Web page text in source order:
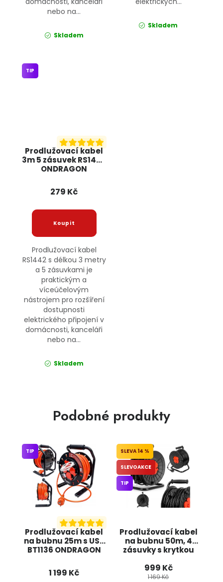
nebo na...
Skladem
Skladem
Prodlužovací kabel
3m 5 zásuvek RS1442
ONDRAGON
TIP
279 Kč
Prodlužovací kabel
RS1442 s délkou 3 metry
a 5 zásuvkami je
praktickým a
víceúčelovým
nástrojem pro rozšíření
dostupnosti
elektrického připojení v
domácnosti, kanceláři
nebo na...
Skladem
Podobné produkty
Prodlužovací kabel
na bubnu 25m s USB
BT1136 ONDRAGON
TIP
1 199 Kč
Prodlužovací kabel
na bubnu 50m, 4
zásuvky s krytkou
14 %
SLEVOAKCE
TIP
999 Kč
1 169 Kč